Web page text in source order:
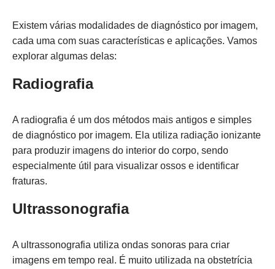
Existem várias modalidades de diagnóstico por imagem,
cada uma com suas características e aplicações. Vamos
explorar algumas delas:
Radiografia
A radiografia é um dos métodos mais antigos e simples
de diagnóstico por imagem. Ela utiliza radiação ionizante
para produzir imagens do interior do corpo, sendo
especialmente útil para visualizar ossos e identificar
fraturas.
Ultrassonografia
A ultrassonografia utiliza ondas sonoras para criar
imagens em tempo real. É muito utilizada na obstetrícia